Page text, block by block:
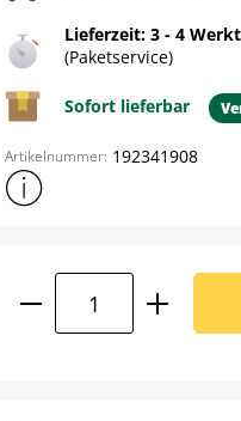
Lieferzeit: 3 - 4
(Paketservice)
Sofort lieferbar
Artikelnummer: 192341908
Weitere
Produkt Anzahl: